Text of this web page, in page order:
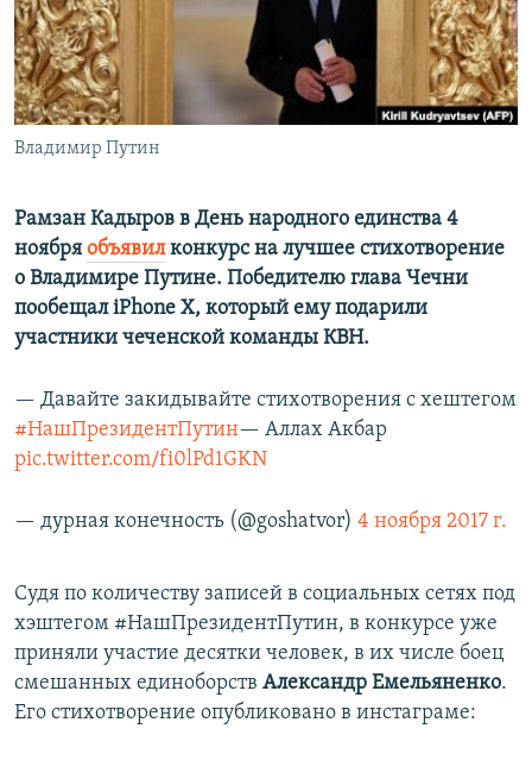
ПОБЕДИТЕЛЕЙ НЕ СУДЯТ?
КРЫМ.НЕПОКОРЕННЫЙ
ELIFBE
УКРАИНСКАЯ ПРОБЛЕМА КРЫМА
ПРИСОЕДИНЯЙТЕСЬ!
Владимир Путин
Рамзан Кадыров в День народного единства 4
ноября объявилконкурс на лучшее стихотворение
о Владимире Путине. Победителю глава Чечни
пообещал iPhone X, который ему подарили
участники чеченской команды КВН.
— Давайте закидывайте стихотворения с хештегом
#НашПрезидентПутин— Аллах Акбар
pic.twitter.com/fi0lPd1GKN
— дурная конечность (@goshatvor) 4 ноября 2017 г.
Судя по количеству записей в социальных сетях под
хэштегом #НашПрезидентПутин, в конкурсе уже
приняли участие десятки человек, в их числе боец
смешанных единоборств Александр Емельяненко.
Его стихотворение опубликовано в инстаграме: